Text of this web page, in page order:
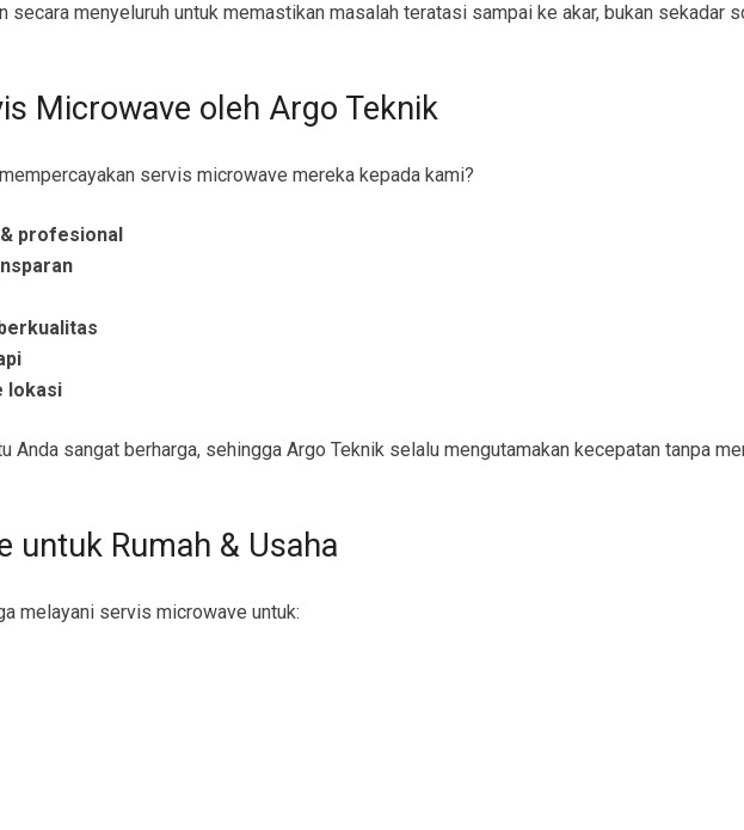
secara menyeluruh untuk memastikan masalah teratasi sampai ke akar, bukan sekadar
Microwave oleh Argo Teknik
servis microwave mereka kepada kami?
profesional
lokasi
Anda sangat berharga, sehingga Argo Teknik selalu mengutamakan kecepatan tanpa
untuk Rumah & Usaha
melayani servis microwave untuk: